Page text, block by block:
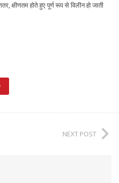
क्षीणतम होते हुए पूर्ण रूप से विलीन हो जाती
NEXT POST